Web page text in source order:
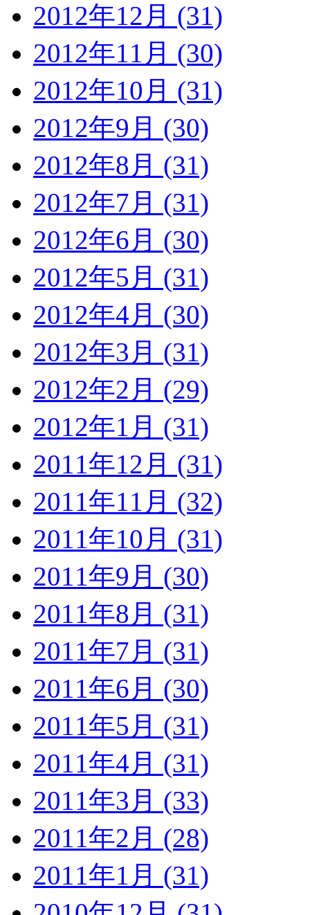
2012年12月 (31)
2012年11月 (30)
2012年10月 (31)
2012年9月 (30)
2012年8月 (31)
2012年7月 (31)
2012年6月 (30)
2012年5月 (31)
2012年4月 (30)
2012年3月 (31)
2012年2月 (29)
2012年1月 (31)
2011年12月 (31)
2011年11月 (32)
2011年10月 (31)
2011年9月 (30)
2011年8月 (31)
2011年7月 (31)
2011年6月 (30)
2011年5月 (31)
2011年4月 (31)
2011年3月 (33)
2011年2月 (28)
2011年1月 (31)